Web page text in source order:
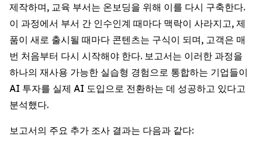
제작하며, 교육 부서는 온보딩을 위해 이를 다시 구축한다.
이 과정에서 부서 간 인수인계 때마다 맥락이 사라지고, 제
품이 새로 출시될 때마다 콘텐츠는 구식이 되며, 고객은 매
번 처음부터 다시 시작해야 한다. 보고서는 이러한 과정을
하나의 재사용 가능한 실습형 경험으로 통합하는 기업들이
AI 투자를 실제 AI 도입으로 전환하는 데 성공하고 있다고
분석했다.
보고서의 주요 추가 조사 결과는 다음과 같다: